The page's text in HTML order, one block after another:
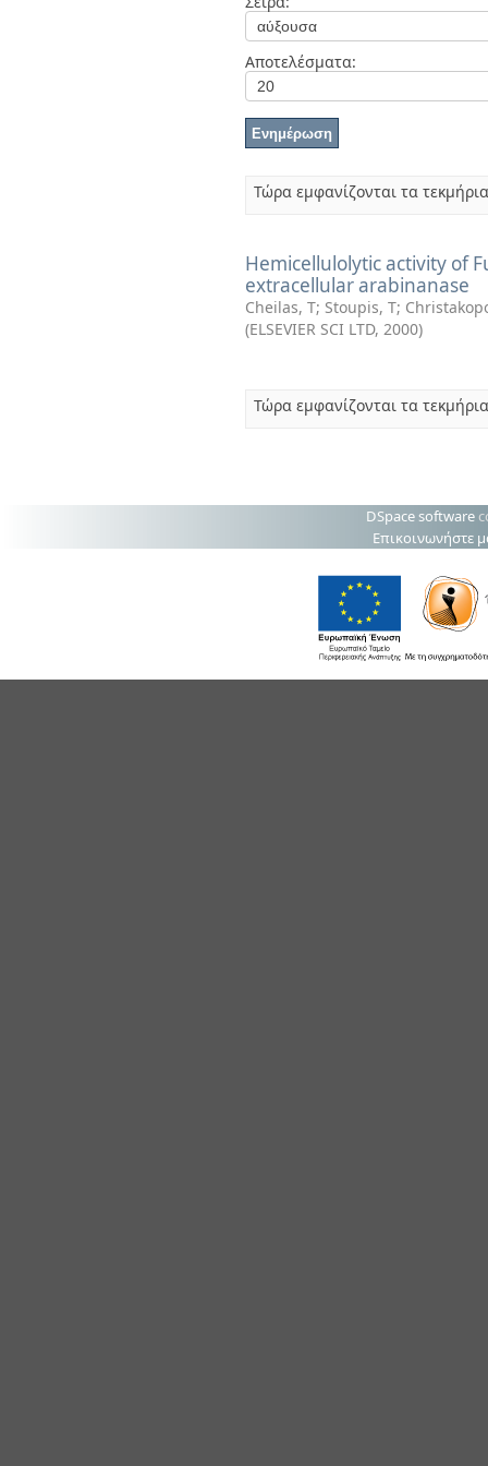
Αποτελέσματα:
Τώρα εμφανίζονται τα
Hemicellulolytic activity of
extracellular arabinanase
Cheilas, T; Stoupis, T;
(ELSEVIER SCI LTD, 2000)
Τώρα εμφανίζονται τα
DSpace software
Επικοινωνήστε